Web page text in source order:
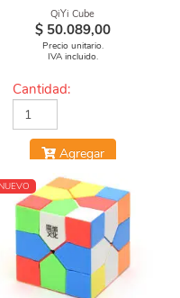
QiYi Cube
$ 50.089,00
Precio unitario.
IVA incluido.
Cantidad:
Agregar
NUEVO